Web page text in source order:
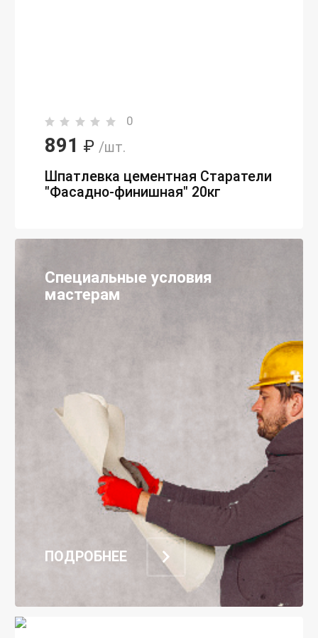
0
891 ₽ /шт.
Шпатлевка цементная Старатели
"Фасадно-финишная" 20кг
Специальные условия
мастерам
ПОДРОБНЕЕ